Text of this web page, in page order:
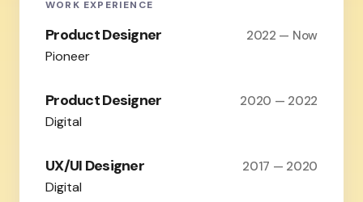
WORK EXPERIENCE
Product Designer 2022 — Now
Pioneer
Product Designer 2020 — 2022
Digital
UX/UI Designer 2017 — 2020
Digital